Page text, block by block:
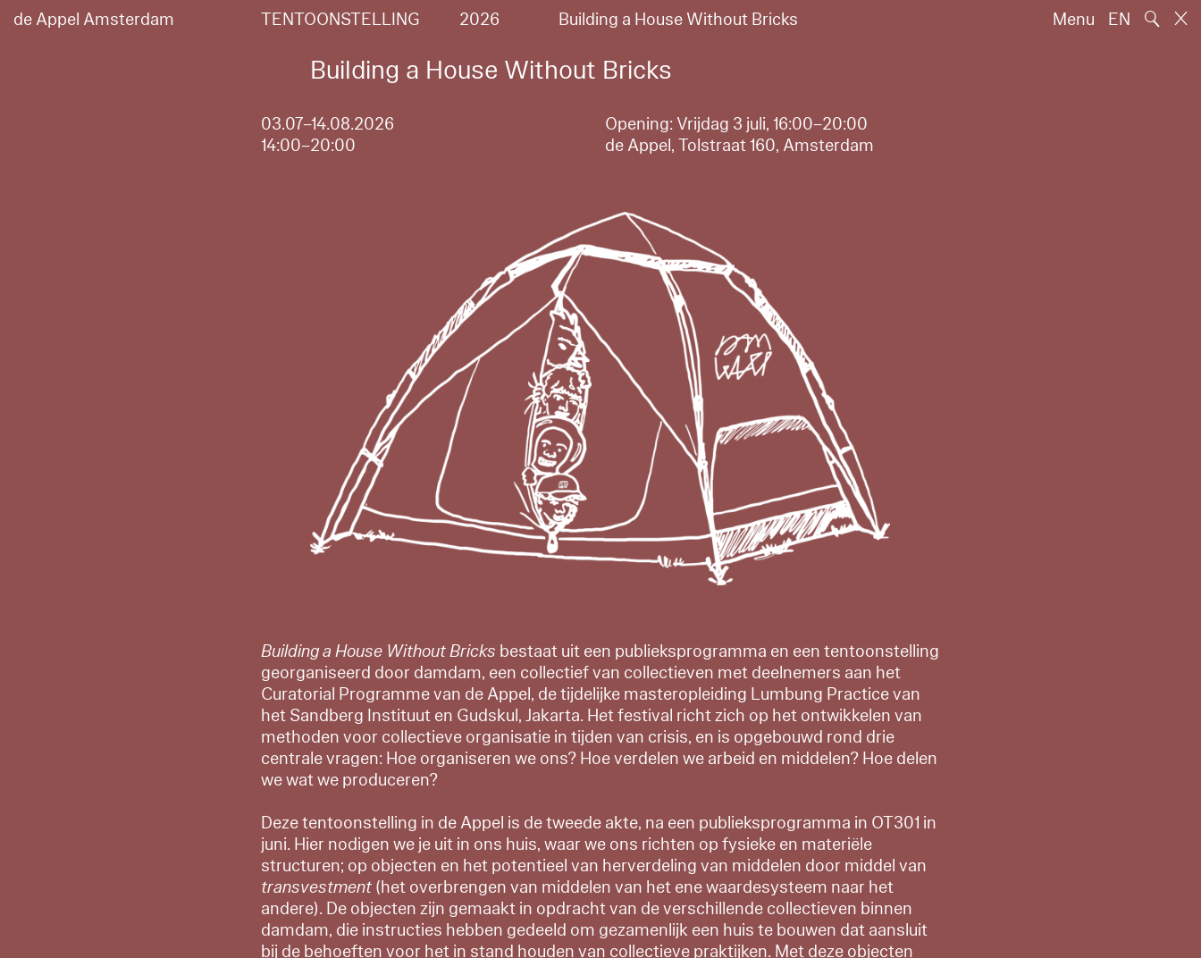
de Appel Amsterdam TENTOONSTELLING 2026 Building a House Without Bricks Menu EN 🔍
Building a House Without Bricks
03.07–14.08.2026
14:00–20:00
Opening: Vrijdag 3 juli, 16:00–20:00
de Appel, Tolstraat 160, Amsterdam
Building a House Without Bricks bestaat uit een publieksprogramma en een tentoonstelling
georganiseerd door damdam, een collectief van collectieven met deelnemers aan het
Curatorial Programme van de Appel, de tijdelijke masteropleiding Lumbung Practice van
het Sandberg Instituut en Gudskul, Jakarta. Het festival richt zich op het ontwikkelen van
methoden voor collectieve organisatie in tijden van crisis, en is opgebouwd rond drie
centrale vragen: Hoe organiseren we ons? Hoe verdelen we arbeid en middelen? Hoe delen
we wat we produceren?
Deze tentoonstelling in de Appel is de tweede akte, na een publieksprogramma in OT301 in
juni. Hier nodigen we je uit in ons huis, waar we ons richten op fysieke en materiële
structuren; op objecten en het potentieel van herverdeling van middelen door middel van
transvestment(het overbrengen van middelen van het ene waardesysteem naar het
andere). De objecten zijn gemaakt in opdracht van de verschillende collectieven binnen
damdam, die instructies hebben gedeeld om gezamenlijk een huis te bouwen dat aansluit
bij de behoeften voor het in stand houden van collectieve praktijken. Met deze objecten